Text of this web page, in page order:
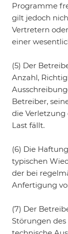
Programme
gilt jedoch
Vertretern
einer
(5) Der
Anzahl,
Betreiber,
die
Last fällt.
(6) Die
typischen
der bei
Anfertigung
(7) Der
Störungen